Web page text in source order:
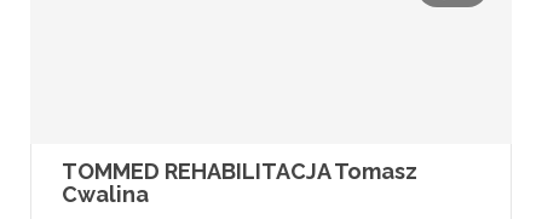
TOMMED REHABILITACJA Tomasz
Cwalina